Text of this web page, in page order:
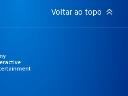
Voltar ao topo